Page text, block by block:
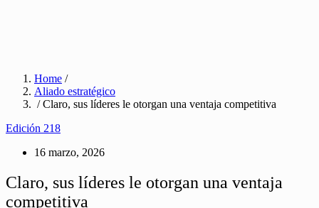
Home /
Aliado estratégico
/ Claro, sus líderes le otorgan una ventaja competitiva
Edición 218
16 marzo, 2026
Claro, sus líderes le otorgan una ventaja
competitiva